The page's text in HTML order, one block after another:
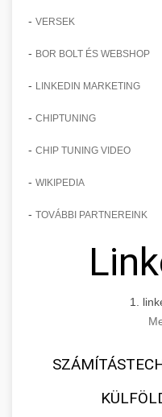
- VERSEK
- BOR BOLT ÉS WEBSHOP
- LINKEDIN MARKETING
- CHIPTUNING
- CHIP TUNING VIDEO
- WIKIPEDIA
- TOVÁBBI PARTNEREINK
1.